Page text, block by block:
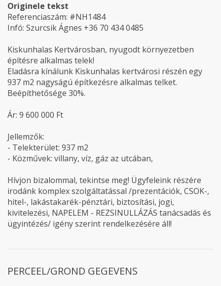
Originele tekst
Referenciaszám: #NH1484
Infó: Szurcsik Ágnes +36 70 434 0485
Kiskunhalas Kertvárosban, nyugodt környezetben
építésre alkalmas telek!
Eladásra kínálunk Kiskunhalas kertvárosi részén egy
937 m2 nagyságú építkezésre alkalmas telket.
Beépíthetősége 30%.
Ár: 9 600 000 Ft
Jellemzők:
- Telekterület: 937 m2
- Közművek: villany, víz, gáz az utcában,
Hívjon bizalommal, tekintse meg! Ügyfeleink részére
irodánk komplex szolgáltatással /prezentációk, CSOK-,
hitel-, lakástakarék-pénztári, biztosítási, jogi,
kivitelezési, NAPELEM - REZSINULLÁZÁS tanácsadás és
ügyintézés/ igény szerint rendelkezésére áll!
PERCEEL/GROND GEGEVENS